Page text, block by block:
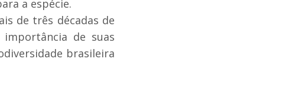
a espécie.
de três décadas de
de suas
brasileira